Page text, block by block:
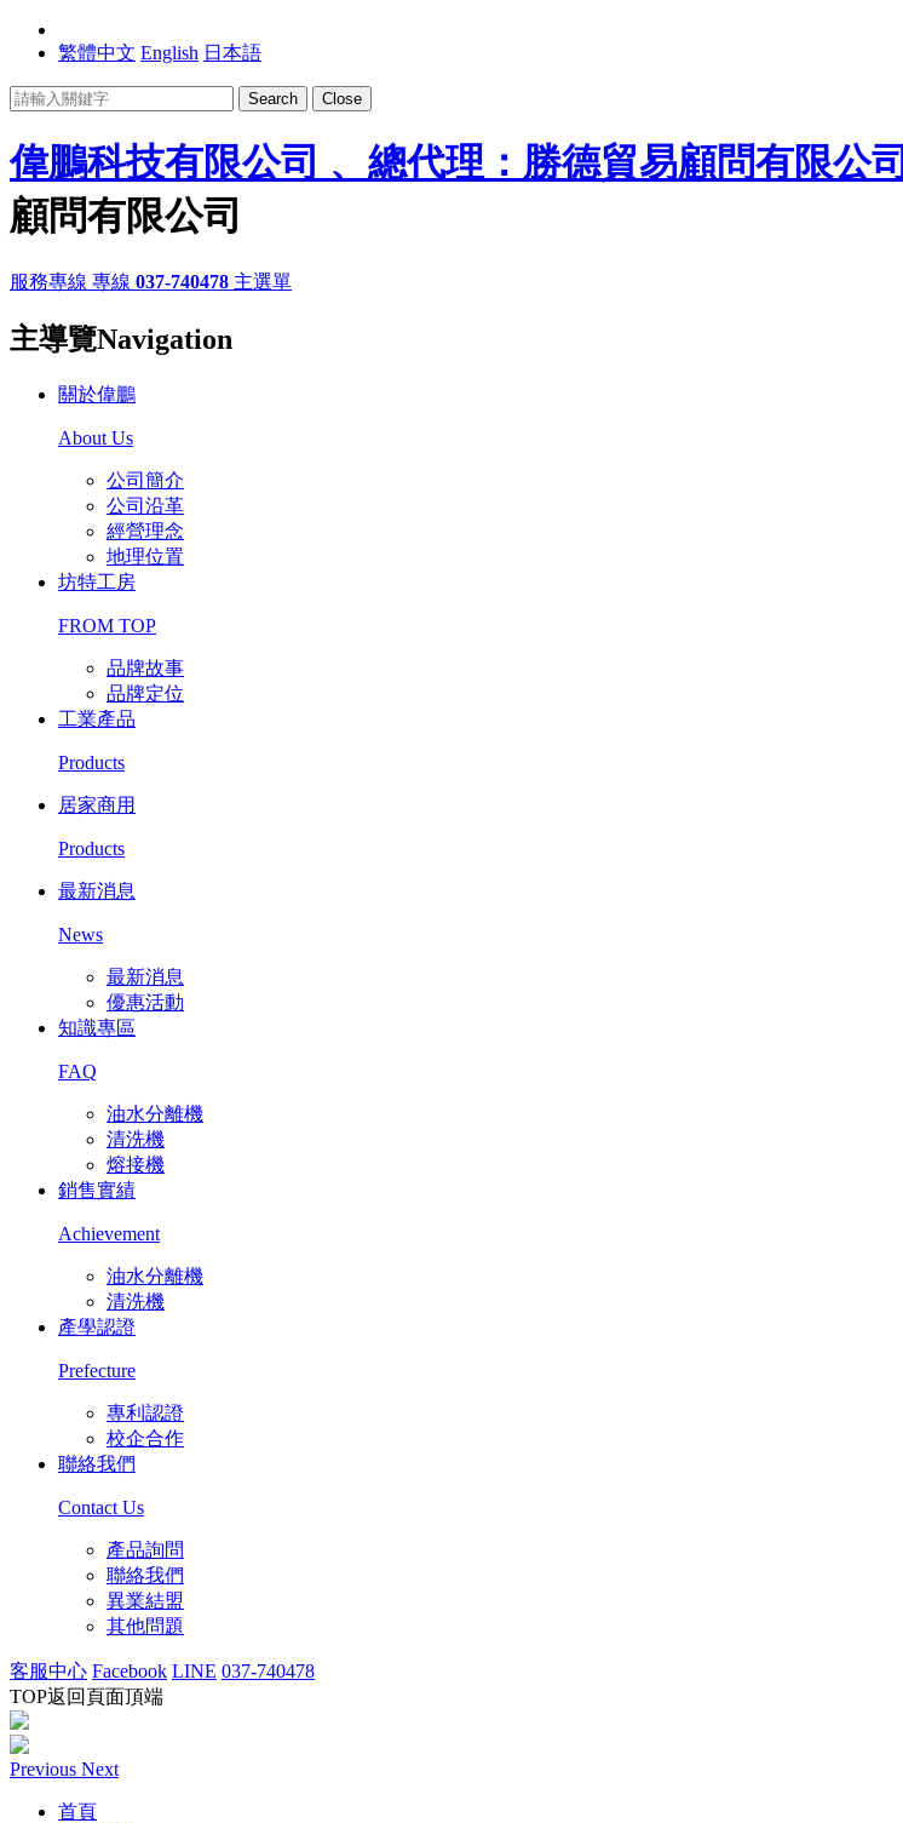
繁體中文 English 日本語
Search Close
偉鵬科技有限公司 、總代理：勝德貿易顧問有限公司
顧問有限公司
服務專線 專線 037-740478 主選單
主導覽Navigation
關於偉鵬
About Us
公司簡介
公司沿革
經營理念
地理位置
坊特工房
FROM TOP
品牌故事
品牌定位
工業產品
Products
居家商用
Products
最新消息
News
最新消息
優惠活動
知識專區
FAQ
油水分離機
清洗機
熔接機
銷售實績
Achievement
油水分離機
清洗機
產學認證
Prefecture
專利認證
校企合作
聯絡我們
Contact Us
產品詢問
聯絡我們
異業結盟
其他問題
客服中心 Facebook LINE 037-740478
TOP返回頁面頂端
Previous Next
首頁